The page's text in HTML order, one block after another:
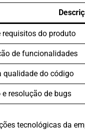
requisitos do produto
de funcionalidades
qualidade do código
resolução de bugs
tecnológicas da